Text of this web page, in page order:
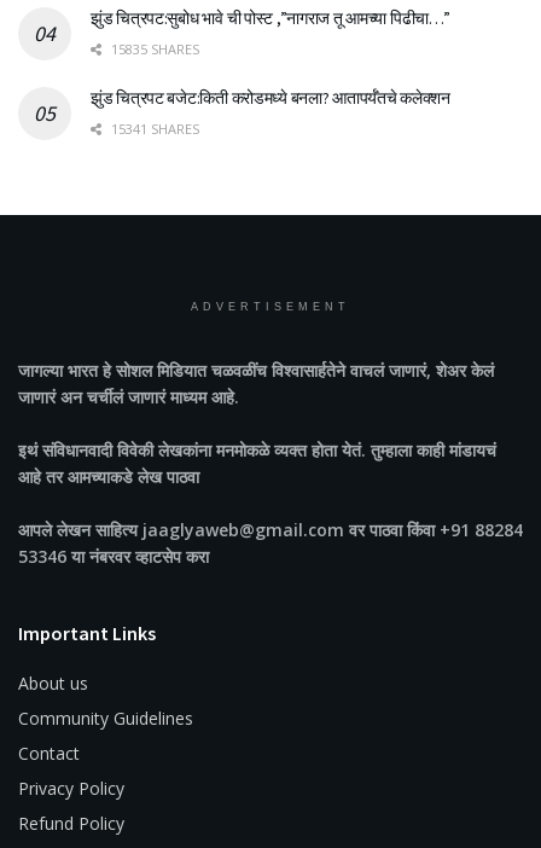
झुंड चित्रपट:सुबोध भावे ची पोस्ट ,”नागराज तू आमच्या पिढीचा…”
15835 SHARES
झुंड चित्रपट बजेट:किती करोडमध्ये बनला? आतापर्यँतचे कलेक्शन
15341 SHARES
ADVERTISEMENT
जागल्या भारतहे सोशल मिडियात चळवळींच विश्वासार्हतेने वाचलं जाणारं, शेअर केलं
जाणारं अन चर्चीलं जाणारं माध्यम आहे.
इथं संविधानवादी विवेकी लेखकांना मनमोकळे व्यक्त होता येतं. तुम्हाला काही मांडायचं
आहे तर आमच्याकडे लेख पाठवा
आपले लेखन साहित्य jaaglyaweb@gmail.com वर पाठवा किंवा +91 88284
53346 या नंबरवर व्हाटसेप करा
Important Links
About us
Community Guidelines
Contact
Privacy Policy
Refund Policy